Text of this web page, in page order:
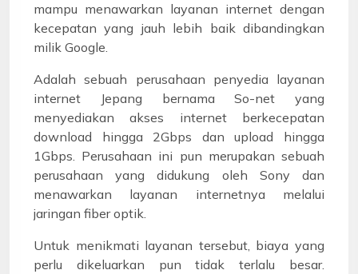
mampu menawarkan layanan internet dengan
kecepatan yang jauh lebih baik dibandingkan
milik Google.
Adalah sebuah perusahaan penyedia layanan
internet Jepang bernama So-net yang
menyediakan akses internet berkecepatan
download hingga 2Gbps dan upload hingga
1Gbps. Perusahaan ini pun merupakan sebuah
perusahaan yang didukung oleh Sony dan
menawarkan layanan internetnya melalui
jaringan fiber optik.
Untuk menikmati layanan tersebut, biaya yang
perlu dikeluarkan pun tidak terlalu besar.